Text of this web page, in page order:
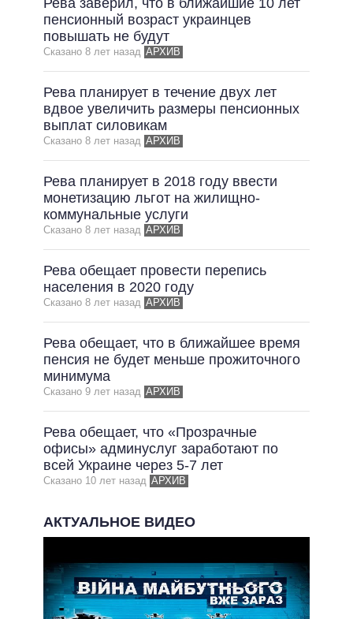
Рева заверил, что в ближайшие 10 лет
пенсионный возраст украинцев
повышать не будут
Сказано 8 лет назад АРХИВ
Рева планирует в течение двух лет
вдвое увеличить размеры пенсионных
выплат силовикам
Сказано 8 лет назад АРХИВ
Рева планирует в 2018 году ввести
монетизацию льгот на жилищно-
коммунальные услуги
Сказано 8 лет назад АРХИВ
Рева обещает провести перепись
населения в 2020 году
Сказано 8 лет назад АРХИВ
Рева обещает, что в ближайшее время
пенсия не будет меньше прожиточного
минимума
Сказано 9 лет назад АРХИВ
Рева обещает, что «Прозрачные
офисы» админуслуг заработают по
всей Украине через 5-7 лет
Сказано 10 лет назад АРХИВ
АКТУАЛЬНОЕ ВИДЕО